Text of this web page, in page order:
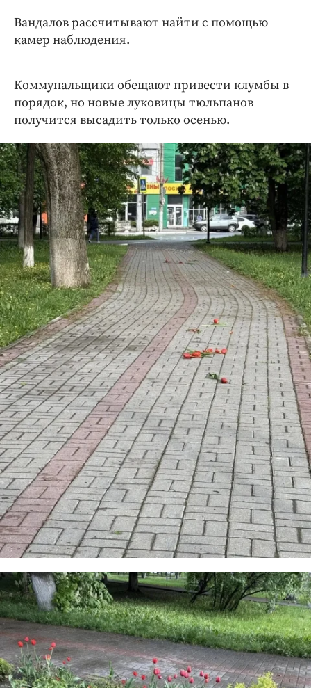
Вандалов рассчитывают найти с помощью
камер наблюдения.
Коммунальщики обещают привести клумбы в
порядок, но новые луковицы тюльпанов
получится высадить только осенью.